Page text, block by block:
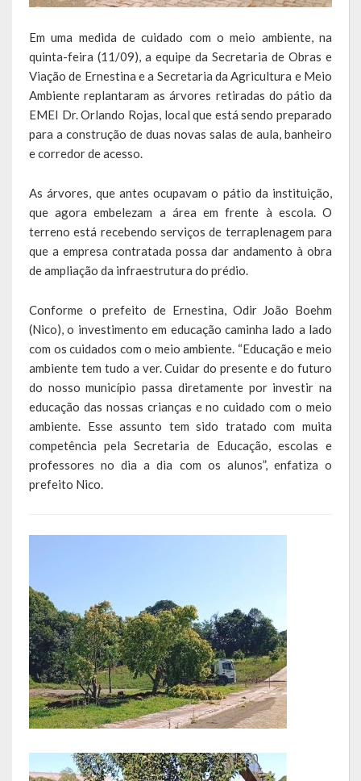
Obras e Viação
Saúde
Serviços Oferecidos pela Secretaria de Saúde
Serviços Urbanos
Legislação
ATOS NORMATIVOS
LEIS ORDINÁRIAS
LEIS COMPLEMENTARES
Publicações
Conselhos Municipais
Regulamentos
Editais
Planos
Termos de Compromisso
RGF – Relatório de Gestão Fiscal
RREO – Relatório Resumido da Execução Orçamentária
LOA – Lei Orçamentária Anual
RC – Relatório Circunstanciado
PPA – Plano Plurianual
Em uma medida de cuidado com o meio ambiente, na
quinta-feira (11/09), a equipe da Secretaria de Obras e
Viação de Ernestina e a Secretaria da Agricultura e Meio
Ambiente replantaram as árvores retiradas do pátio da
EMEI Dr. Orlando Rojas, local que está sendo preparado
para a construção de duas novas salas de aula, banheiro
e corredor de acesso.
As árvores, que antes ocupavam o pátio da instituição,
que agora embelezam a área em frente à escola. O
terreno está recebendo serviços de terraplenagem para
que a empresa contratada possa dar andamento à obra
de ampliação da infraestrutura do prédio.
Conforme o prefeito de Ernestina, Odir João Boehm
(Nico), o investimento em educação caminha lado a lado
com os cuidados com o meio ambiente. “Educação e meio
ambiente tem tudo a ver. Cuidar do presente e do futuro
do nosso município passa diretamente por investir na
educação das nossas crianças e no cuidado com o meio
ambiente. Esse assunto tem sido tratado com muita
competência pela Secretaria de Educação, escolas e
professores no dia a dia com os alunos”, enfatiza o
prefeito Nico.